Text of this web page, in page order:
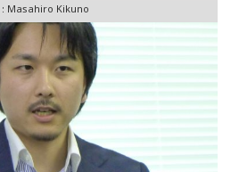
Masahiro Kikuno